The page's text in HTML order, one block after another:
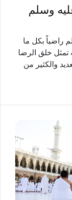
وسلم
راضياً بكل ما
تمثل خلق الرضا
والكثير من